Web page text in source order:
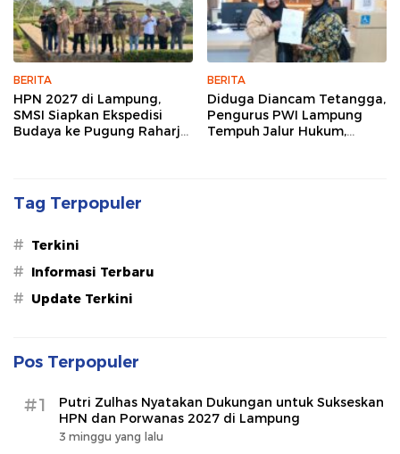
BERITA
HPN 2027 di Lampung,
SMSI Siapkan Ekspedisi
Budaya ke Pugung Raharjo
BERITA
Diduga Diancam Tetangga,
Pengurus PWI Lampung
Tempuh Jalur Hukum,
Tag Terpopuler
# Terkini
# Informasi Terbaru
# Update Terkini
Pos Terpopuler
#1
Putri Zulhas Nyatakan Dukungan untuk Sukseskan
HPN dan Porwanas 2027 di Lampung
3 minggu yang lalu